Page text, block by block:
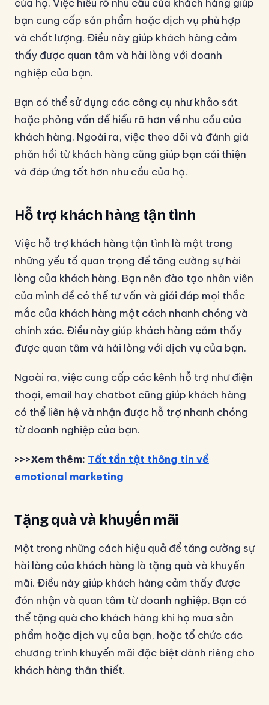
của họ. Việc hiểu rõ nhu cầu của khách hàng giúp
bạn cung cấp sản phẩm hoặc dịch vụ phù hợp
và chất lượng. Điều này giúp khách hàng cảm
thấy được quan tâm và hài lòng với doanh
nghiệp của bạn.
Bạn có thể sử dụng các công cụ như khảo sát
hoặc phỏng vấn để hiểu rõ hơn về nhu cầu của
khách hàng. Ngoài ra, việc theo dõi và đánh giá
phản hồi từ khách hàng cũng giúp bạn cải thiện
và đáp ứng tốt hơn nhu cầu của họ.
Hỗ trợ khách hàng tận tình
Việc hỗ trợ khách hàng tận tình là một trong
những yếu tố quan trọng để tăng cường sự hài
lòng của khách hàng. Bạn nên đào tạo nhân viên
của mình để có thể tư vấn và giải đáp mọi thắc
mắc của khách hàng một cách nhanh chóng và
chính xác. Điều này giúp khách hàng cảm thấy
được quan tâm và hài lòng với dịch vụ của bạn.
Ngoài ra, việc cung cấp các kênh hỗ trợ như điện
thoại, email hay chatbot cũng giúp khách hàng
có thể liên hệ và nhận được hỗ trợ nhanh chóng
từ doanh nghiệp của bạn.
>>>Xem thêm: Tất tần tật thông tin về
emotional marketing
Tặng quà và khuyến mãi
Một trong những cách hiệu quả để tăng cường sự
hài lòng của khách hàng là tặng quà và khuyến
mãi. Điều này giúp khách hàng cảm thấy được
đón nhận và quan tâm từ doanh nghiệp. Bạn có
thể tặng quà cho khách hàng khi họ mua sản
phẩm hoặc dịch vụ của bạn, hoặc tổ chức các
chương trình khuyến mãi đặc biệt dành riêng cho
khách hàng thân thiết.